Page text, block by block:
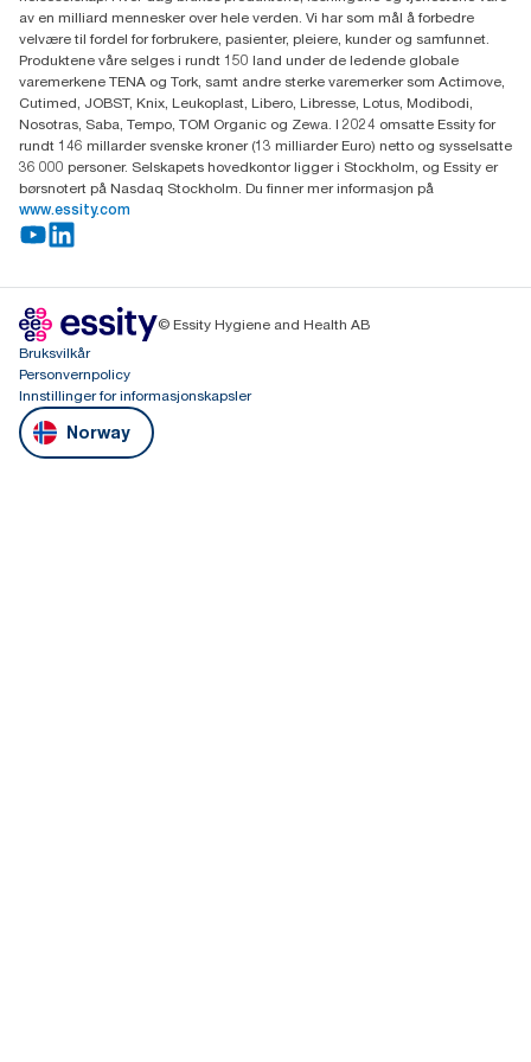
av en milliard mennesker over hele verden. Vi har som mål å forbedre
velvære til fordel for forbrukere, pasienter, pleiere, kunder og samfunnet.
Produktene våre selges i rundt 150 land under de ledende globale
varemerkene TENA og Tork, samt andre sterke varemerker som Actimove,
Cutimed, JOBST, Knix, Leukoplast, Libero, Libresse, Lotus, Modibodi,
Nosotras, Saba, Tempo, TOM Organic og Zewa. I 2024 omsatte Essity for
rundt 146 millarder svenske kroner (13 milliarder Euro) netto og sysselsatte
36 000 personer. Selskapets hovedkontor ligger i Stockholm, og Essity er
børsnotert på Nasdaq Stockholm. Du finner mer informasjon på
www.essity.com
© Essity Hygiene and Health AB
Bruksvilkår
Personvernpolicy
Innstillinger for informasjonskapsler
Norway